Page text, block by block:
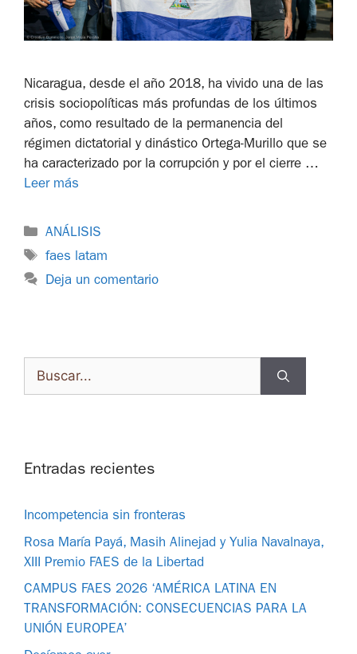
Nicaragua, desde el año 2018, ha vivido una de las
crisis sociopolíticas más profundas de los últimos
años, como resultado de la permanencia del
régimen dictatorial y dinástico Ortega-Murillo que se
ha caracterizado por la corrupción y por el cierre …
Leer más
ANÁLISIS
faes latam
Deja un comentario
Entradas recientes
Incompetencia sin fronteras
Rosa María Payá, Masih Alinejad y Yulia Navalnaya,
XIII Premio FAES de la Libertad
CAMPUS FAES 2026 ‘AMÉRICA LATINA EN
TRANSFORMACIÓN: CONSECUENCIAS PARA LA
UNIÓN EUROPEA’